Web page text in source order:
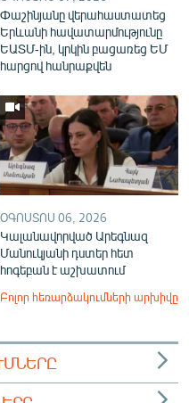
Փաշինյանը վերահաստատեց
Երևանի հավատարմությունը
ԵԱՏՄ-ին, կրկին բացառեց ԵՄ
հարցով հանրաքվեն
ՕԳՈՍՏՈՍ 06, 2026
Կալանավորված Արեգնազ
Մանուկյանի դստեր հետ
հոգեբան է աշխատում
Բոլոր հեռարձակումների արխիվը